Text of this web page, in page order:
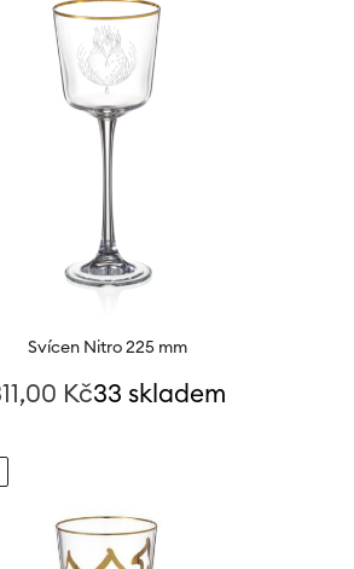
Svícen Nitro 225 mm
Kč33 skladem